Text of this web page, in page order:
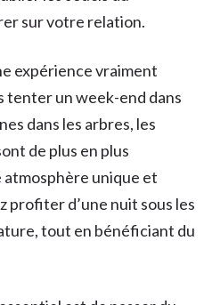
sur votre relation.
expérience vraiment
tenter un week-end dans
dans les arbres, les
de plus en plus
unique et
profiter d’une nuit sous les
tout en bénéficiant du